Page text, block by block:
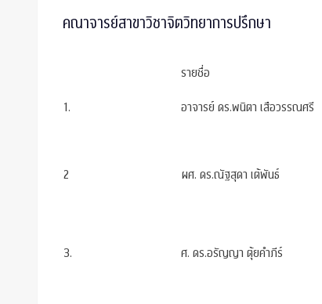
คณาจารย์สาขาวิชาจิตวิทยาการปรึกษา
รายชื่อ
1.
อาจารย์ ดร.พนิตา เสือวรรณศรี
2 ผศ. ดร.ณัฐสุดา เต้พันธ์
3. ศ. ดร.อรัญญา ตุ้ยคำภีร์